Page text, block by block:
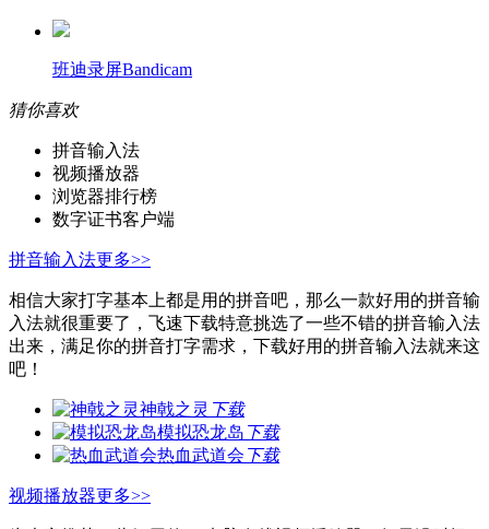
班迪录屏Bandicam
猜你喜欢
拼音输入法
视频播放器
浏览器排行榜
数字证书客户端
拼音输入法更多>>
相信大家打字基本上都是用的拼音吧，那么一款好用的拼音输
入法就很重要了，飞速下载特意挑选了一些不错的拼音输入法
出来，满足你的拼音打字需求，下载好用的拼音输入法就来这
吧！
神戟之灵 下载
模拟恐龙岛 下载
热血武道会 下载
视频播放器更多>>